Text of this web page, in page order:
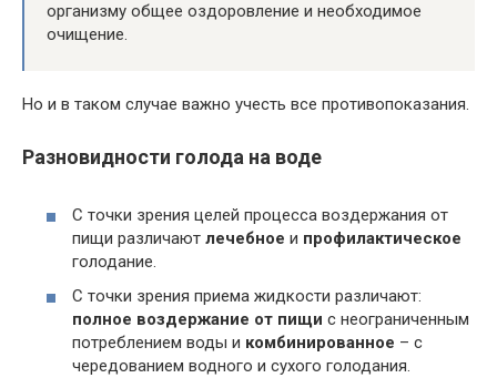
организму общее оздоровление и необходимое
очищение.
Но и в таком случае важно учесть все противопоказания.
Разновидности голода на воде
С точки зрения целей процесса воздержания от
пищи различают лечебное и профилактическое
голодание.
С точки зрения приема жидкости различают:
полное воздержание от пищи с неограниченным
потреблением воды и комбинированное – с
чередованием водного и сухого голодания.